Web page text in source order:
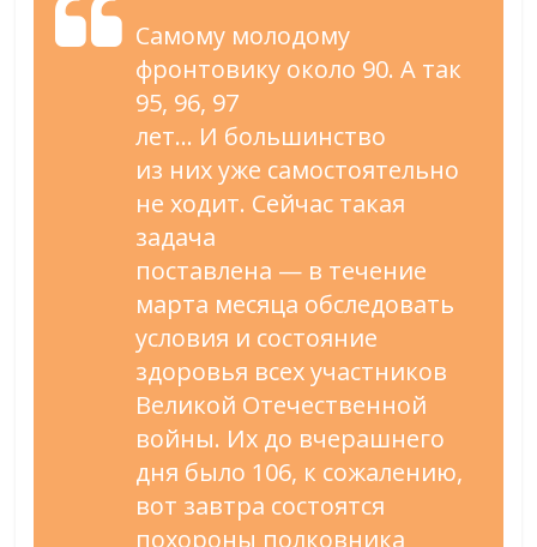
Самому молодому
фронтовику около 90. А так
95, 96, 97
лет… И большинство
из них уже самостоятельно
не ходит. Сейчас такая
задача
поставлена — в течение
марта месяца обследовать
условия и состояние
здоровья всех участников
Великой Отечественной
войны. Их до вчерашнего
дня было 106, к сожалению,
вот завтра состоятся
похороны полковника